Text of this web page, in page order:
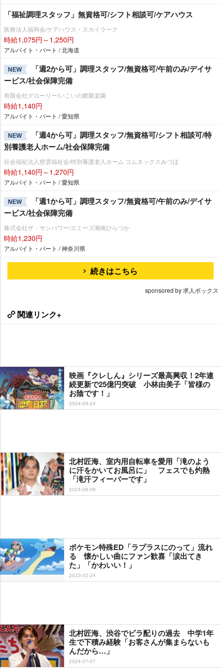
「福祉調理スタッフ」無資格可/シフト相談可/ケアハウス
医療法人福和会/ケアハウス・スカイラーク
時給1,075円～1,250円
アルバイト・パート / 北海道
NEW
「週2から可」調理スタッフ/無資格可/午前のみ/デイサ
ービス/社会保障完備
有限会社グローリー/いこいの郷聚楽園
時給1,140円
アルバイト・パート / 愛知県
NEW
「週4から可」調理スタッフ/無資格可/シフト相談可/特
別養護老人ホーム/社会保障完備
社会福祉法人慈雲福祉会/特別養護老人ホーム コムネックスみづほ
時給1,140円～1,270円
アルバイト・パート / 愛知県
NEW
「週1から可」調理スタッフ/無資格可/午前のみ/デイサ
ービス/社会保障完備
株式会社ザ・サンパワー/エミーズ湘南ひらつか
時給1,230円
アルバイト・パート / 神奈川県
続きはこちら
sponsored by 求人ボックス
関連リンク+
映画『クレしん』シリーズ最高興収！2年連
続更新で25億円突破 小林由美子「皆様の
お陰です！」
2024-09-24
北村匠海、室内用自転車を愛用「滝のよう
に汗をかいてお風呂に」 フェスでも灼熱
「滝汗フィーバーです」
2024-08-09
ポケモン特殊ED「ラプラスにのって」流れ
る 懐かしい曲にファン歓喜「涙出てき
た」「かわいい！」
2023-02-24
北村匠海、渋谷でビラ配りの過去 中学1年
生で下積み経験「お客さんが集まらないも
んだから…」
2024-07-07